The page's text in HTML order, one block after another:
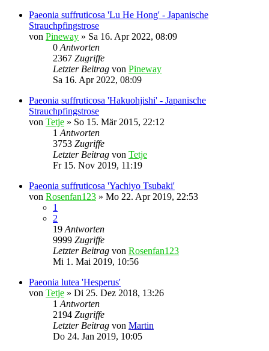
Paeonia suffruticosa 'Lu He Hong' - Japanische
Strauchpfingstrose
von Pineway » Sa 16. Apr 2022, 08:09
0 Antworten
2367 Zugriffe
Letzter Beitrag von Pineway
Sa 16. Apr 2022, 08:09
Paeonia suffruticosa 'Hakuohjishi' - Japanische
Strauchpfingstrose
von Tetje » So 15. Mär 2015, 22:12
1 Antworten
3753 Zugriffe
Letzter Beitrag von Tetje
Fr 15. Nov 2019, 11:19
Paeonia suffruticosa 'Yachiyo Tsubaki'
von Rosenfan123 » Mo 22. Apr 2019, 22:53
1
2
19 Antworten
9999 Zugriffe
Letzter Beitrag von Rosenfan123
Mi 1. Mai 2019, 10:56
Paeonia lutea 'Hesperus'
von Tetje » Di 25. Dez 2018, 13:26
1 Antworten
2194 Zugriffe
Letzter Beitrag von Martin
Do 24. Jan 2019, 10:05